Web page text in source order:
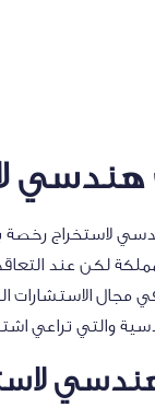
رخصة
لكن عند
مجال الاستشارات
والتي تراعي